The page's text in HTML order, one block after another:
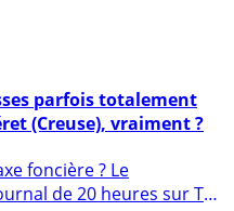
(Creuse), vraiment ?